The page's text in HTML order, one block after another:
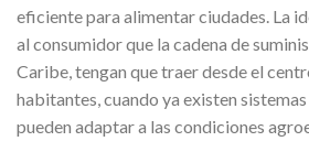
eficiente para alimentar ciudades. La
al consumidor que la cadena de
Caribe, tengan que traer desde el
habitantes, cuando ya existen
pueden adaptar a las condiciones